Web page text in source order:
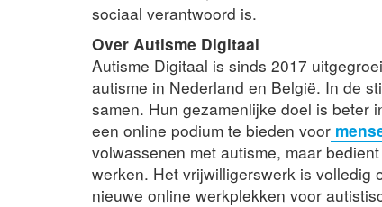
sociaal verantwoord is.
Over Autisme Digitaal
Autisme Digitaal is sinds 2017
autisme in Nederland en België. In de
samen. Hun gezamenlijke doel is beter
een online podium te bieden voor
volwassenen met autisme, maar
werken. Het vrijwilligerswerk is volledig
nieuwe online werkplekken voor